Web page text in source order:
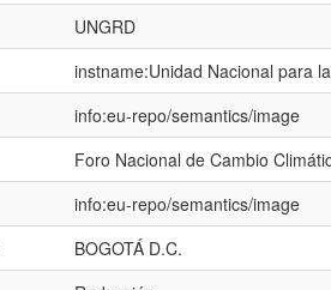
UNGRD
instname:Unidad Nacional para
info:eu-repo/semantics/image
Foro Nacional de Cambio
info:eu-repo/semantics/image
BOGOTÁ D.C.